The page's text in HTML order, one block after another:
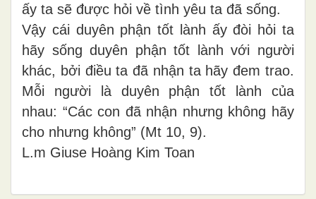
ấy ta sẽ được hỏi về tình yêu ta đã sống.
Vậy cái duyên phận tốt lành ấy đòi hỏi ta
hãy sống duyên phận tốt lành với người
khác, bởi điều ta đã nhận ta hãy đem trao.
Mỗi người là duyên phận tốt lành của
nhau: “Các con đã nhận nhưng không hãy
cho nhưng không” (Mt 10, 9).
L.m Giuse Hoàng Kim Toan